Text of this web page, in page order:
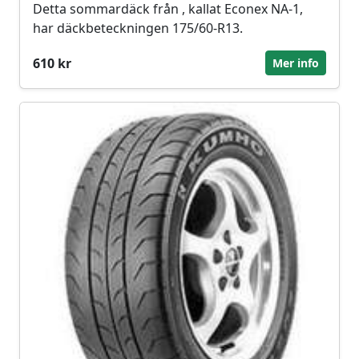
Detta sommardäck från , kallat Econex NA-1,
har däckbeteckningen 175/60-R13.
610 kr
Mer info